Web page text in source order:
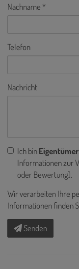
Nachname
Telefon
Nachricht
Ich bin
Informationen zur
oder Bewertung).
Wir verarbeiten Ihre
Informationen finden
Senden